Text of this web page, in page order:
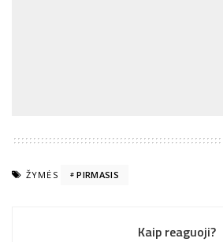
ŽYMĖS PIRMASIS
Kaip reaguoji?